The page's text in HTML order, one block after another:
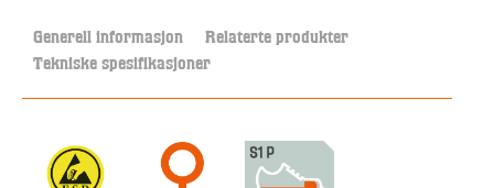
Generell informasjon Relaterte produkter
Tekniske spesifikasjoner